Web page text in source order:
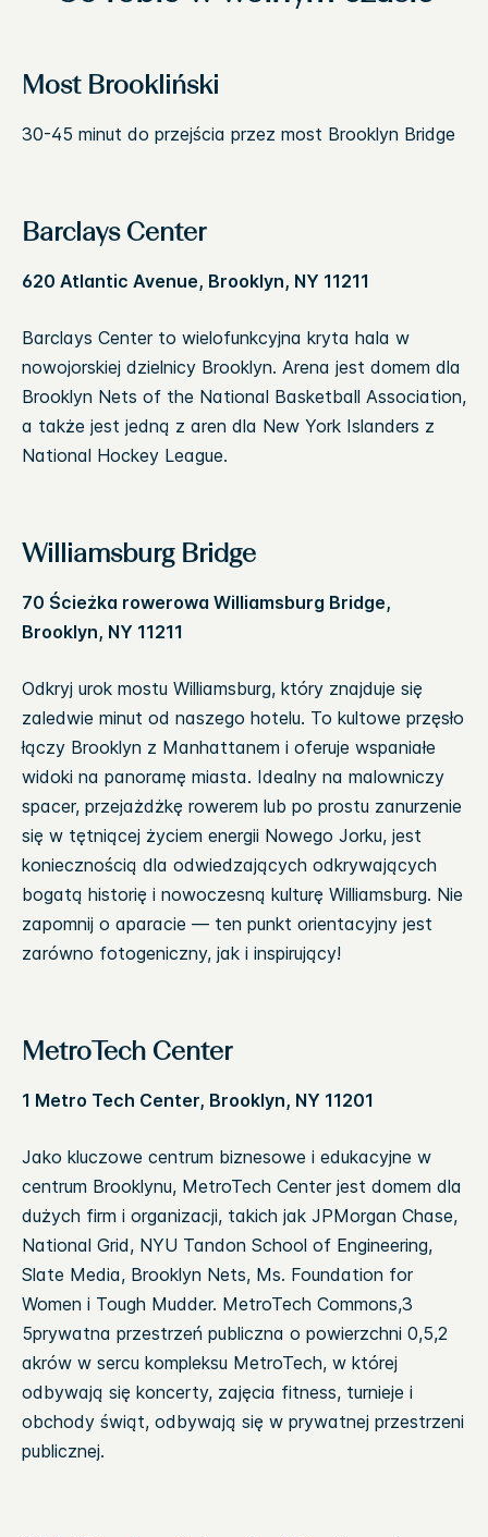
Most Brookliński
30-45 minut do przejścia przez most Brooklyn Bridge
Barclays Center
620 Atlantic Avenue, Brooklyn, NY 11211
Barclays Center to wielofunkcyjna kryta hala w
nowojorskiej dzielnicy Brooklyn. Arena jest domem dla
Brooklyn Nets of the National Basketball Association,
a także jest jedną z aren dla New York Islanders z
National Hockey League.
Williamsburg Bridge
70 Ścieżka rowerowa Williamsburg Bridge,
Brooklyn, NY 11211
Odkryj urok mostu Williamsburg, który znajduje się
zaledwie minut od naszego hotelu. To kultowe przęsło
łączy Brooklyn z Manhattanem i oferuje wspaniałe
widoki na panoramę miasta. Idealny na malowniczy
spacer, przejażdżkę rowerem lub po prostu zanurzenie
się w tętniącej życiem energii Nowego Jorku, jest
koniecznością dla odwiedzających odkrywających
bogatą historię i nowoczesną kulturę Williamsburg. Nie
zapomnij o aparacie — ten punkt orientacyjny jest
zarówno fotogeniczny, jak i inspirujący!
MetroTech Center
1 Metro Tech Center, Brooklyn, NY 11201
Jako kluczowe centrum biznesowe i edukacyjne w
centrum Brooklynu, MetroTech Center jest domem dla
dużych firm i organizacji, takich jak JPMorgan Chase,
National Grid, NYU Tandon School of Engineering,
Slate Media, Brooklyn Nets, Ms. Foundation for
Women i Tough Mudder. MetroTech Commons,3
5prywatna przestrzeń publiczna o powierzchni 0,5,2
akrów w sercu kompleksu MetroTech, w której
odbywają się koncerty, zajęcia fitness, turnieje i
obchody świąt, odbywają się w prywatnej przestrzeni
publicznej.